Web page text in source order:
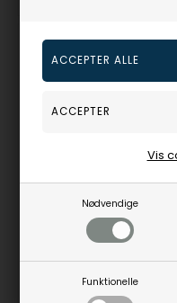
Nødvendige
Funktionelle
Vis
19%
Støvring Design
284,00 DKR
Vejl. udsalgspris350,00